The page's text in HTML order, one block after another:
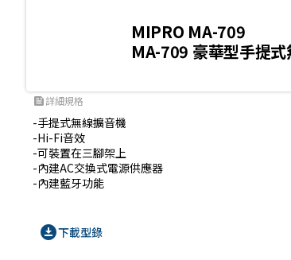
MIPRO MA-709
MA-709 豪華型手提
feed詳細規格
-手提式無線擴音機
-Hi-Fi音效
-可裝置在三腳架上
-內建AC交換式電源供應器
-內建藍牙功能
download_for_offline下載型錄